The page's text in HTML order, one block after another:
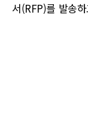
서(RFP)를 발송